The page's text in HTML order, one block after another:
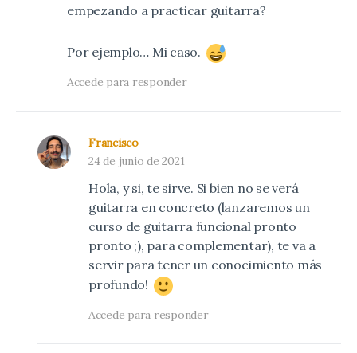
empezando a practicar guitarra?
Por ejemplo… Mi caso.
Accede para responder
Francisco
24 de junio de 2021
Hola, y si, te sirve. Si bien no se verá
guitarra en concreto (lanzaremos un
curso de guitarra funcional pronto
pronto ;), para complementar), te va a
servir para tener un conocimiento más
profundo!
Accede para responder